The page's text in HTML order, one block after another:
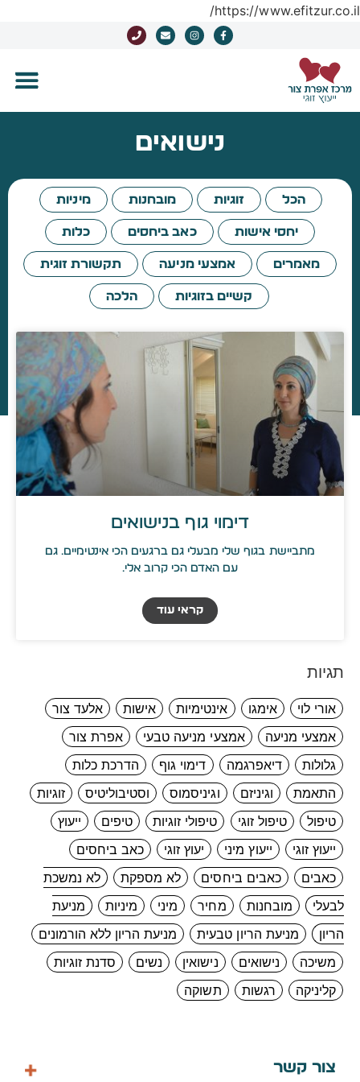
https://www.efitzur.co.il/
נישואים
הכל זוגיות מובחנות מיניות
יחסי אישות כאב ביחסים כלות
מאמרים אמצעי מניעה תקשורת זוגית
קשיים בזוגיות הלכה
דימוי גוף בנישואים
מתביישת בגוף שלי מבעלי גם ברגעים הכי אינטימיים. גם
עם האדם הכי קרוב אלי.
קראי עוד
תגיות
אורי לוי אימגו אינטימיות אישות
אלעד צור
אמצעי מניעה
אמצעי מניעה טבעי
אפרת צור
גלולות
דיאפרגמה דימוי גוף
הדרכת כלות
התאמת
וגיניזם וגיניסמוס וסטיבוליטיס
זוגיות
טיפול
טיפול זוגי טיפולי זוגיות טיפים
ייעוץ
ייעוץ זוגי
ייעוץ מיני יעוץ זוגי
כאב ביחסים
כאבים
כאבים ביחסים לא מספקת
לא נמשכת
לבעלי
מובחנות מחיר מיני מיניות
מניעת
הריון
מניעת הריון טבעית
מניעת הריון ללא הורמונים
משיכה
נישואים נישואין נשים
סדנת זוגיות
קליניקה
רגשות תשוקה
צור קשר